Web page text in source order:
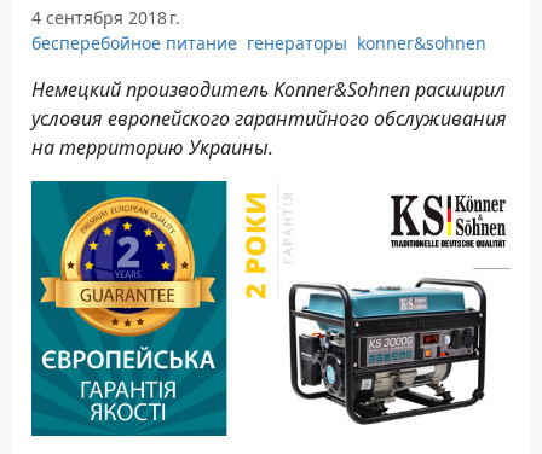
4 сентября 2018 г.
бесперебойное питание генераторы konner&sohnen
Немецкий производитель Konner&Sohnen расширил
условия европейского гарантийного обслуживания
на территорию Украины.